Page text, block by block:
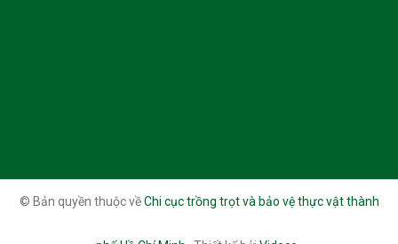
© Bản quyền thuộc vềChi cục trồng trọt và bảo vệ thực vật thành